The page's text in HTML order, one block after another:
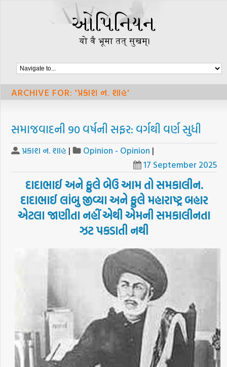
ARCHIVE FOR: 'પ્રકાશ ન. શાહ'
સમાજવાદની 90 વર્ષની સફર: વર્ગથી વર્ણ સુધી
પ્રકાશ ન. શાહ | Opinion - Opinion |
17 September 2025
દાદાભાઈઅને ફુલે બેઉઆમ તોસમકાલીન.
દાદાભાઈલાંબુજીવ્યાઅને ફુલે મહારાષ્ટ્રબહાર
એટલા જાણીતા નહીંએથીએમનીસમકાલીનતા
ઝટપકડાતી નથી